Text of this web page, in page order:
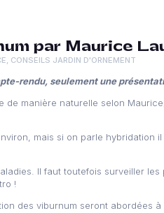
par Maurice
, CONSEILS JARDIN D'ORNEMENT
rendu, seulement une
de manière naturelle selon
mais si on parle
Il faut toutefois surveiller
!
des viburnum seront abordées